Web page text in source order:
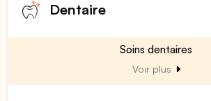
Dentaire
Soins dentaires
Voir plus